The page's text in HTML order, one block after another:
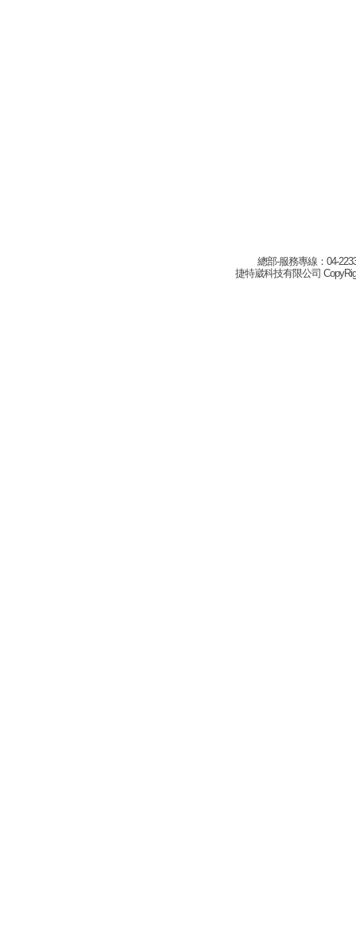
總部-服務專線：04-
捷特崴科技有限公司